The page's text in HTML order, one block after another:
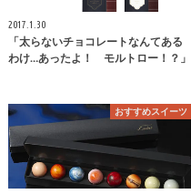
2017.1.30
「太らないチョコレートなんてある
わけ…あったよ！ モルトロー！？」
おすすめスイーツ